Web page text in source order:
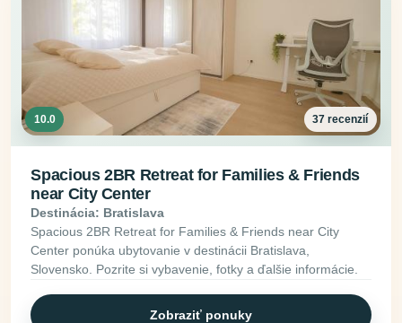
10.0 37 recenzií
Spacious 2BR Retreat for Families & Friends
near City Center
Destinácia: Bratislava
Spacious 2BR Retreat for Families & Friends near City
Center ponúka ubytovanie v destinácii Bratislava,
Slovensko. Pozrite si vybavenie, fotky a ďalšie informácie.
Zobraziť ponuky